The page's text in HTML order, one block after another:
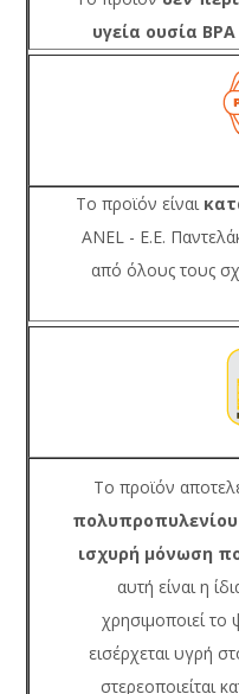
υγεία ουσία BPA
Το προϊόν είναι
ANEL - Ε.Ε.
από όλους τους
Το προϊόν
πολυπροπυλενίου
ισχυρή μόνωση
αυτή είναι η
χρησιμοποιεί
εισέρχεται υγρή
στερεοποιείται